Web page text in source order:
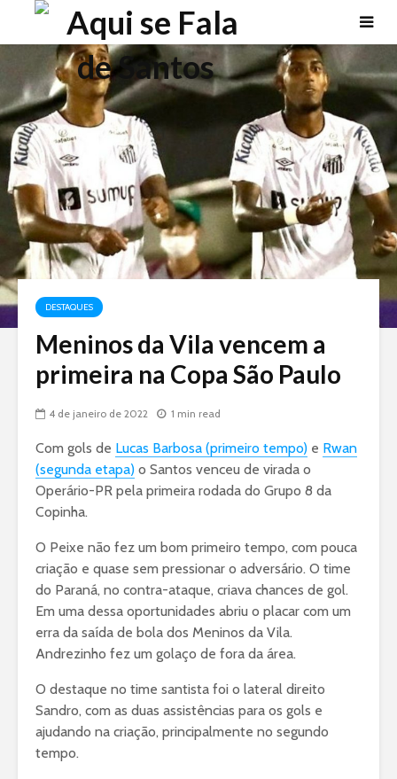
DESTAQUES
Meninos da Vila vencem a
primeira na Copa São Paulo
4 de janeiro de 2022 1 min read
Com gols de Lucas Barbosa (primeiro tempo) e Rwan
(segunda etapa) o Santos venceu de virada o
Operário-PR pela primeira rodada do Grupo 8 da
Copinha.
O Peixe não fez um bom primeiro tempo, com pouca
criação e quase sem pressionar o adversário. O time
do Paraná, no contra-ataque, criava chances de gol.
Em uma dessa oportunidades abriu o placar com um
erra da saída de bola dos Meninos da Vila.
Andrezinho fez um golaço de fora da área.
O destaque no time santista foi o lateral direito
Sandro, com as duas assistências para os gols e
ajudando na criação, principalmente no segundo
tempo.